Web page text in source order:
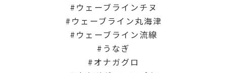
ウェーブラインチヌ
ウェーブライン丸海津
ウェーブライン流線
うなぎ
オナガグロ